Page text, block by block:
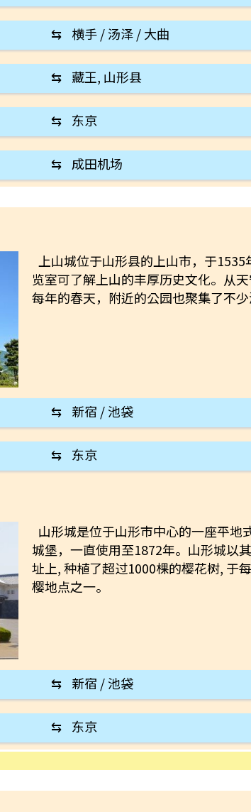
⇆ 横手 / 汤泽 / 大曲
⇆ 藏王, 山形县
⇆ 东京
⇆ 成田机场
上山城位于山形县的上山市，于
览室可了解上山的丰厚历史文化。从
每年的春天，附近的公园也聚集了不少
⇆ 新宿 / 池袋
⇆ 东京
山形城是位于山形市中心的一座平地
城堡，一直使用至1872年。山形城以
址上, 种植了超过1000棵的樱花树, 于
樱地点之一。
⇆ 新宿 / 池袋
⇆ 东京